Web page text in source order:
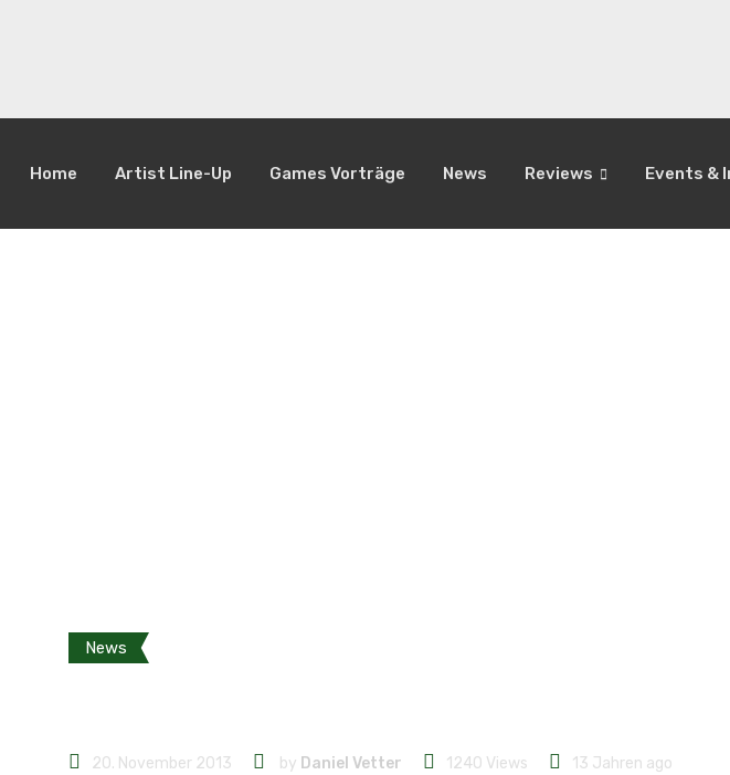
Home Artist Line-Up Games Vorträge News Reviews Events &
News
20. November 2013 by Daniel Vetter 1240 Views 13 Jahren ago